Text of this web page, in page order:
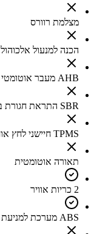
מצלמת רוורס
הכנה למנעול אלכוהול
AHB מעבר אוטומטי לאורות גבוהים
SBR התראת חגורת בטיחות
TPMS חיישני לחץ אוויר
תאורה אוטומטית
2 כריות אוויר
ABS מערכת למניעת נעילת גלגלים